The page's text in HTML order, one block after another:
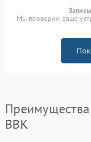
Мы проверим ваше
BBK